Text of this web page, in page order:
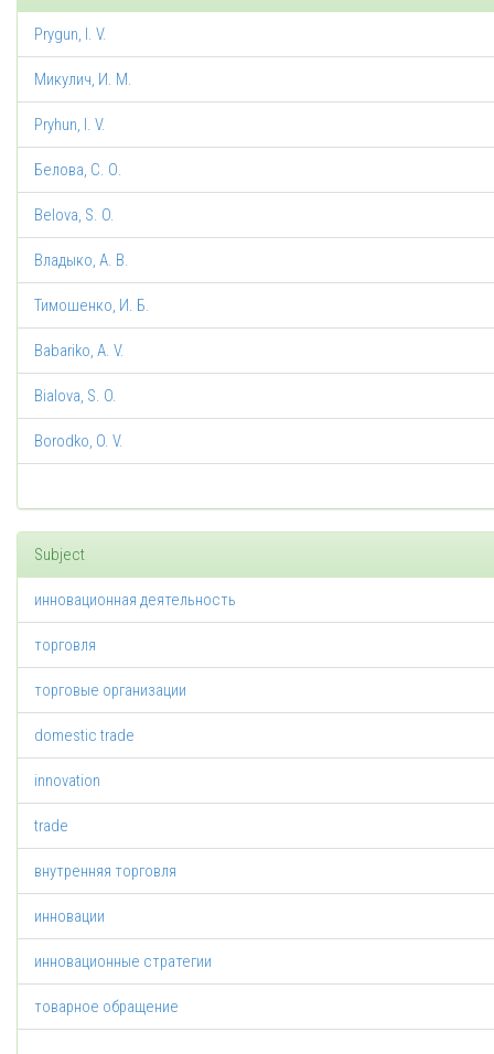
Prygun, I. V.
Микулич, И. М.
Pryhun, I. V.
Белова, С. О.
Belova, S. O.
Владыко, А. В.
Тимошенко, И. Б.
Babariko, A. V.
Bialova, S. O.
Borodko, O. V.
Subject
инновационная деятельность
торговля
торговые организации
domestic trade
innovation
trade
внутренняя торговля
инновации
инновационные стратегии
товарное обращение